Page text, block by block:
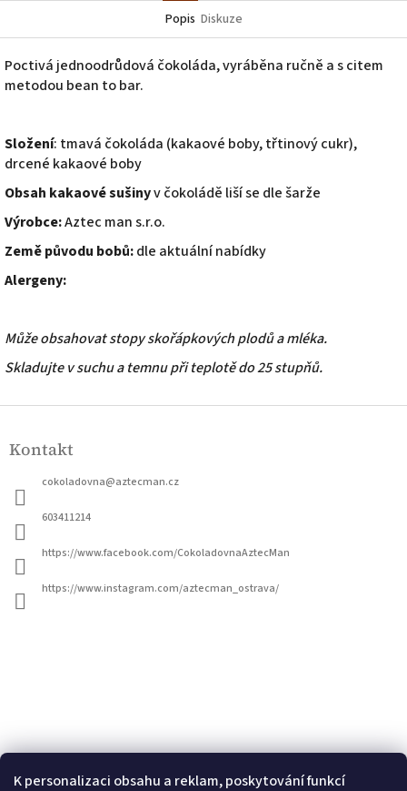
K personalizaci obsahu a reklam, poskytování funkcí
Popis Diskuze
Poctivá jednoodrůdová čokoláda, vyráběna ručně a s citem
metodou bean to bar.
Složení: tmavá čokoláda (kakaové boby, třtinový cukr),
drcené kakaové boby
Obsah kakaové sušinyv čokoládě liší se dle šarže
Výrobce:Aztec man s.r.o.
Země původu bobů:dle aktuální nabídky
Alergeny:
Může obsahovat stopy skořápkových plodů a mléka.
Skladujte v suchu a temnu při teplotě do 25 stupňů.
pKontakt
cokoladovna@aztecman.cz
603411214
https://www.facebook.com/CokoladovnaAztecMan
https://www.instagram.com/aztecman_ostrava/